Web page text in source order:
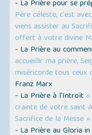
- La Prière pour se
Père céleste, c'est
viens assister au
offert à votre divine
- La Prière au
accueillir ma prière,
miséricorde tous ceux
Franz Marx
- La Prière à l'Introït
crainte de votre saint
Sacrifice de la Messe »
- La Prière au Gloria